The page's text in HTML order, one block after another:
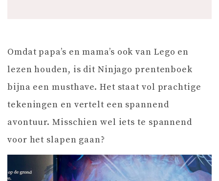
Omdat papa’s en mama’s ook van Lego en
lezen houden, is dit Ninjago prentenboek
bijna een musthave. Het staat vol prachtige
tekeningen en vertelt een spannend
avontuur. Misschien wel iets te spannend
voor het slapen gaan?